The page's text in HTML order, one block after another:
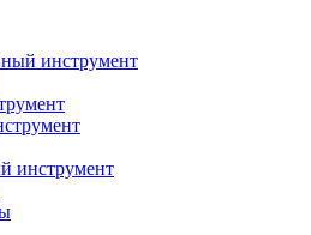
инструмент
инструмент